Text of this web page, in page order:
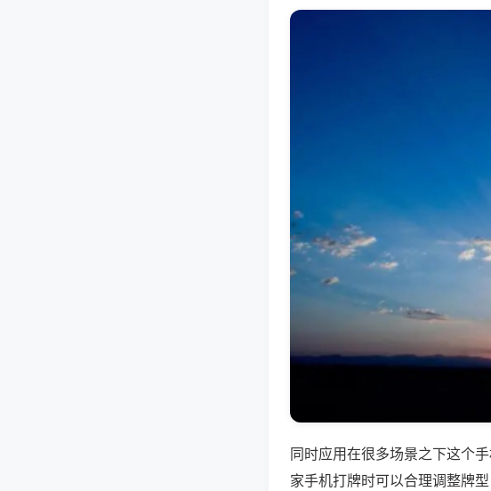
同时应用在很多场景之下这个
家手机打牌时可以合理调整牌